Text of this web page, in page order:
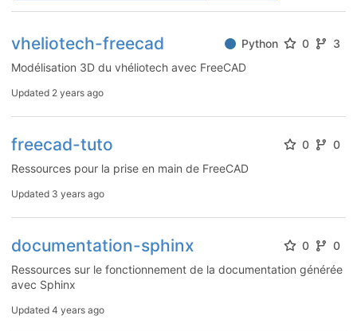
vheliotech-freecad Python 0
3
Modélisation 3D du vhéliotech avec FreeCAD
Updated 2 years ago
freecad-tuto 0
0
Ressources pour la prise en main de FreeCAD
Updated 3 years ago
documentation-sphinx 0
0
Ressources sur le fonctionnement de la documentation générée
avec Sphinx
Updated 4 years ago